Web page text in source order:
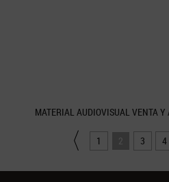
MATERIAL AUDIOVISUAL VENTA Y
1 2 3 4